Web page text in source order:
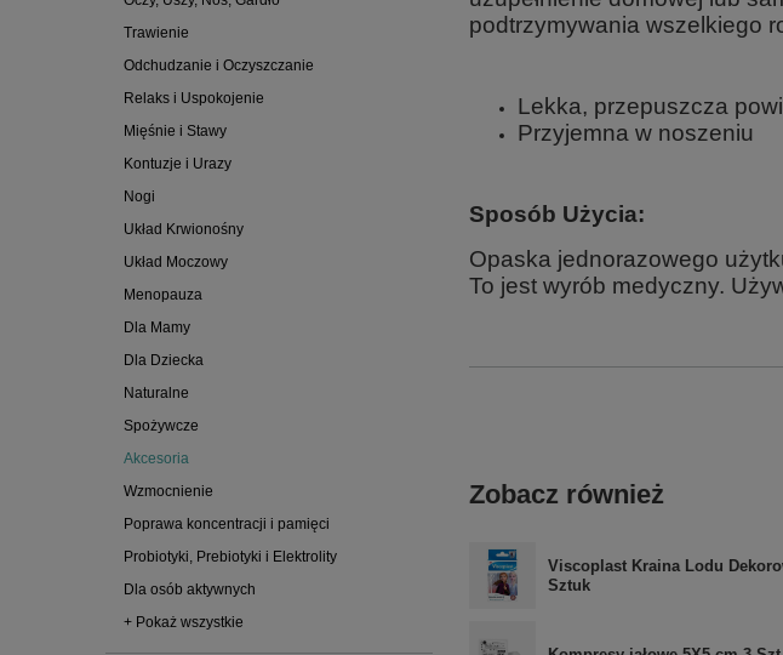
Trawienie
Odchudzanie i Oczyszczanie
Relaks i Uspokojenie
Mięśnie i Stawy
Kontuzje i Urazy
Nogi
Układ Krwionośny
Układ Moczowy
Menopauza
Dla Mamy
Dla Dziecka
Naturalne
Spożywcze
Akcesoria
Wzmocnienie
Poprawa koncentracji i pamięci
Probiotyki, Prebiotyki i Elektrolity
Dla osób aktywnych
+ Pokaż wszystkie
podtrzymywania wszelkiego
Lekka, przepuszcza
Przyjemna w noszeniu
Sposób Użycia:
Opaska jednorazowego
To jest wyrób medyczny.
Zobacz również
Viscoplast Kraina Lodu
Sztuk